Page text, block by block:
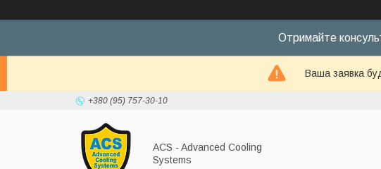
Отримайте
Ваша заявка
+380 (95) 757-30-10
ACS - Advanced Cooling
Systems